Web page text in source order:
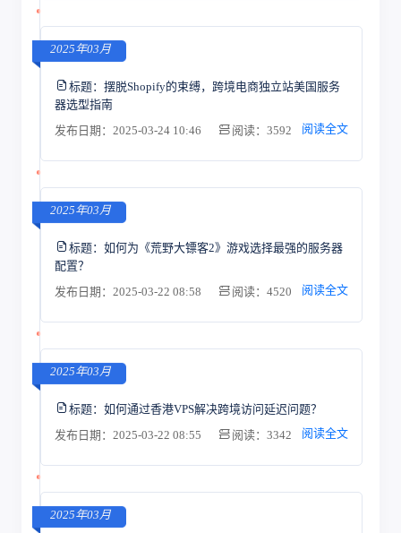
2025年03月
标题： 摆脱Shopify的束缚，跨境电商独立站美国服务
器选型指南
发布日期：2025-03-24 10:46
阅读：3592 阅读全文
2025年03月
标题： 如何为《荒野大镖客2》游戏选择最强的服务器
配置？
发布日期：2025-03-22 08:58
阅读：4520 阅读全文
2025年03月
标题： 如何通过香港VPS解决跨境访问延迟问题？
发布日期：2025-03-22 08:55
阅读：3342 阅读全文
2025年03月